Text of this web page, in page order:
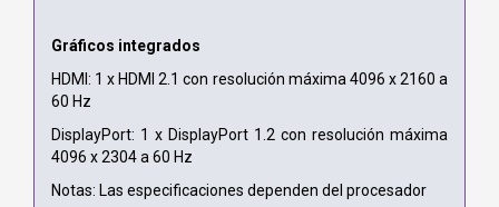
Gráficos integrados
HDMI: 1 x HDMI 2.1 con resolución máxima 4096 x 2160 a
60 Hz
DisplayPort: 1 x DisplayPort 1.2 con resolución máxima
4096 x 2304 a 60 Hz
Notas: Las especificaciones dependen del procesador